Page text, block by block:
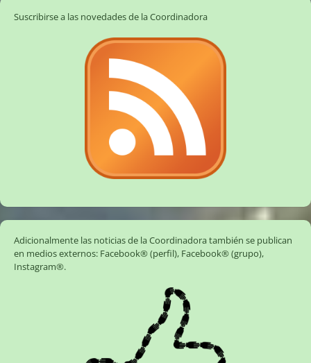
Suscribirse a las novedades de la Coordinadora
Adicionalmente las noticias de la Coordinadora también se publican
en medios externos: Facebook® (perfil), Facebook® (grupo),
Instagram®.